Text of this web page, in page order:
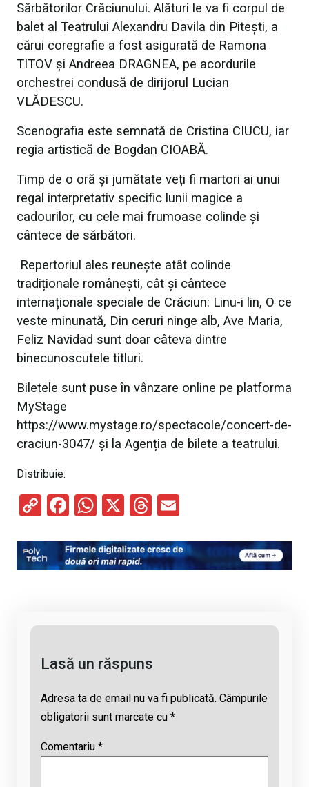
Sărbătorilor Crăciunului. Alături le va fi corpul de
balet al Teatrului Alexandru Davila din Pitești, a
cărui coregrafie a fost asigurată de Ramona
TITOV și Andreea DRAGNEA, pe acordurile
orchestrei condusă de dirijorul Lucian
VLĂDESCU.
Scenografia este semnată de Cristina CIUCU, iar
regia artistică de Bogdan CIOABĂ.
Timp de o oră și jumătate veți fi martori ai unui
regal interpretativ specific lunii magice a
cadourilor, cu cele mai frumoase colinde și
cântece de sărbători.
Repertoriul ales reunește atât colinde
tradiționale românești, cât și cântece
internaționale speciale de Crăciun: Linu-i lin, O ce
veste minunată, Din ceruri ninge alb, Ave Maria,
Feliz Navidad sunt doar câteva dintre
binecunoscutele titluri.
Biletele sunt puse în vânzare online pe platforma
MyStage
https://www.mystage.ro/spectacole/concert-de-
craciun-3047/ și la Agenția de bilete a teatrului.
Distribuie:
C
py
Li
F
ce
b
W
at
s
X
T
e
a
ail
Lasă un răspuns
Adresa ta de email nu va fi publicată. Câmpurile
obligatorii sunt marcate cu *
Comentariu *